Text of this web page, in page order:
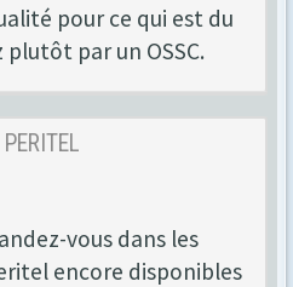
pour ce qui est du
plutôt par un OSSC.
vous dans les
encore disponibles